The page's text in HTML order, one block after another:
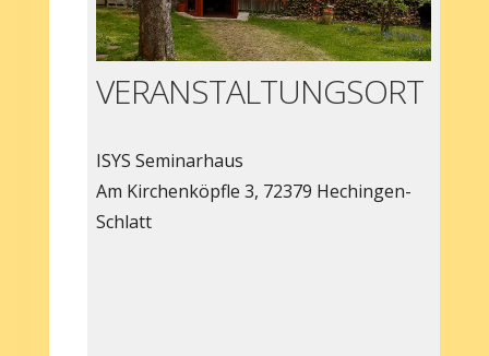
VERANSTALTUNGSORT
ISYS Seminarhaus
Am Kirchenköpfle 3, 72379 Hechingen-
Schlatt